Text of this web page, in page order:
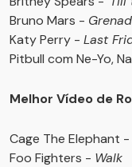
Bruno Mars -
Katy Perry - Last
Pitbull com Ne-Yo,
Melhor Vídeo de
Cage The Elephant -
Foo Fighters - Walk